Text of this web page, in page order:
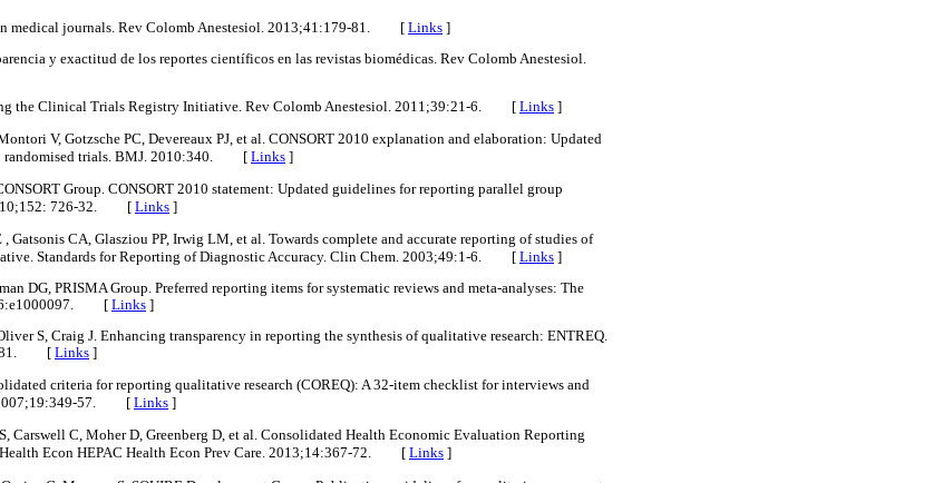
in medical journals. Rev Colomb Anestesiol. 2013;41:179-81. [ Links ]
y exactitud de los reportes científicos en las revistas biomédicas. Rev Colomb Anestesiol.
the Clinical Trials Registry Initiative. Rev Colomb Anestesiol. 2011;39:21-6. [ Links ]
V, Gotzsche PC, Devereaux PJ, et al. CONSORT 2010 explanation and elaboration: Updated
randomised trials. BMJ. 2010:340. [Links ]
Group. CONSORT 2010 statement: Updated guidelines for reporting parallel group
726-32. [ Links ]
Gatsonis CA, Glasziou PP, Irwig LM, et al. Towards complete and accurate reporting of studies of
Standards for Reporting of Diagnostic Accuracy. Clin Chem. 2003;49:1-6. [ Links ]
DG, PRISMA Group. Preferred reporting items for systematic reviews and meta-analyses: The
[ Links ]
S, Craig J. Enhancing transparency in reporting the synthesis of qualitative research: ENTREQ.
181. [ Links ]
criteria for reporting qualitative research (COREQ): A 32-item checklist for interviews and
2007;19:349-57. [ Links ]
Carswell C, Moher D, Greenberg D, et al. Consolidated Health Economic Evaluation Reporting
Health Econ HEPAC Health Econ Prev Care. 2013;14:367-72. [ Links ]